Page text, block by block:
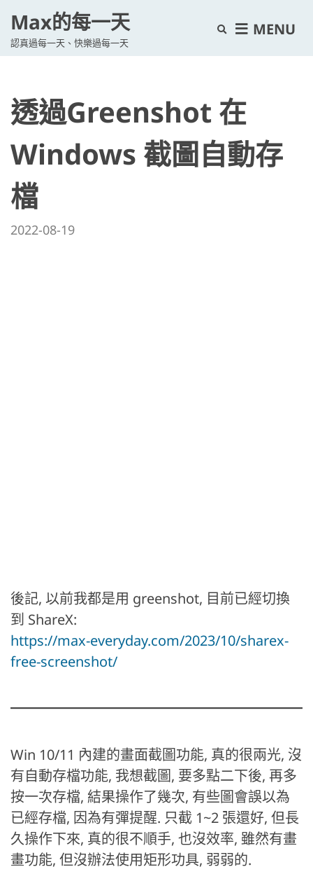
Max的每一天
認真過每一天、快樂過每一天
E
n
d
s
e
MENU
透過Greenshot 在
Windows 截圖自動存
檔
2022-08-19
後記, 以前我都是用 greenshot, 目前已經切換
到 ShareX:
https://max-everyday.com/2023/10/sharex-
free-screenshot/
Win 10/11 內建的畫面截圖功能, 真的很兩光, 沒
有自動存檔功能, 我想截圖, 要多點二下後, 再多
按一次存檔, 結果操作了幾次, 有些圖會誤以為
已經存檔, 因為有彈提醒. 只截 1~2 張還好, 但長
久操作下來, 真的很不順手, 也沒效率, 雖然有畫
畫功能, 但沒辦法使用矩形功具, 弱弱的.